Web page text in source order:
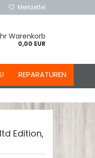
Merkzettel
Warenkorb
0,00 EUR
REPARATUREN
Edition,